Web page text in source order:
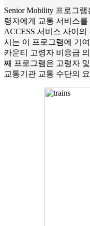
Senior Mobility 프로그
령자에게 교통 서비스
ACCESS 서비스 사이
시는 이 프로그램에 기
카운티 고령자 비응급
째 프로그램은 고령자
교통기관 교통 수단의